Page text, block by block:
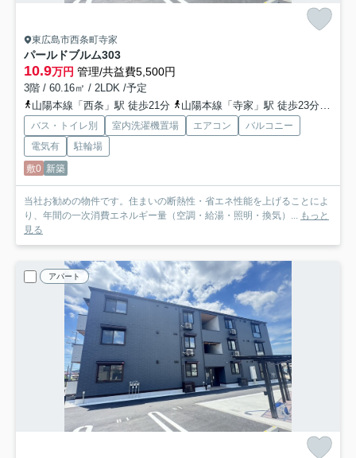
東広島市西条町寺家
パールドブルム303
10.9万円 管理/共益費5,500円
3階 / 60.16㎡ / 2LDK /予定
山陽本線「西条」駅 徒歩21分
山陽本線「寺家」駅 徒歩23分
バス・トイレ別 室内洗濯機置場 エアコン
バルコニー
電気有
駐輪場
敷0 新築
当社お勧めの物件です。住まいの断熱性・省エネ性能を上げることによ
り、年間の一次消費エネルギー量（空調・給湯・照明・換気）...
もっと
見る
アパート